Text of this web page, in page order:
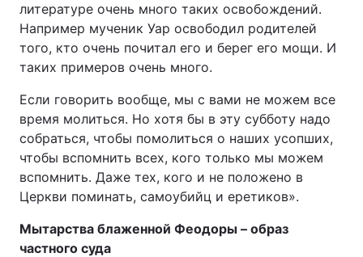
литературе очень много таких освобождений.
Например мученик Уар освободил родителей
того, кто очень почитал его и берег его мощи. И
таких примеров очень много.
Если говорить вообще, мы с вами не можем все
время молиться. Но хотя бы в эту субботу надо
собраться, чтобы помолиться о наших усопших,
чтобы вспомнить всех, кого только мы можем
вспомнить. Даже тех, кого и не положено в
Церкви поминать, самоубийц и еретиков».
Мытарства блаженной Феодоры – образ
частного суда